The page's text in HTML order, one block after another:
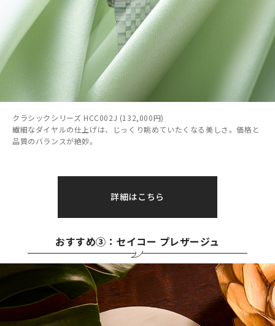
クラシックシリーズ HCC002J (132,000円)
繊細なダイヤルの仕上げは、じっくり眺めていたくなる美しさ。価格と
品質のバランスが絶妙。
詳細はこちら
おすすめ③：セイコー プレザージュ